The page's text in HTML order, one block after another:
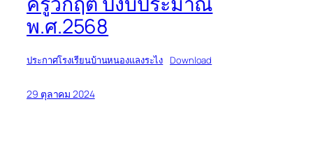
พ.ศ.2568
ประกาศโรงเรียนบ้านหนองแลงระไง Download
29 ตุลาคม 2024